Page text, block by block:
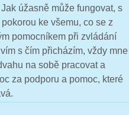
úžasně může fungovat, s
ke všemu, co se z
pomocníkem při zvládání
s čím přicházím, vždy mne
na sobě pracovat a
za podporu a pomoc, které